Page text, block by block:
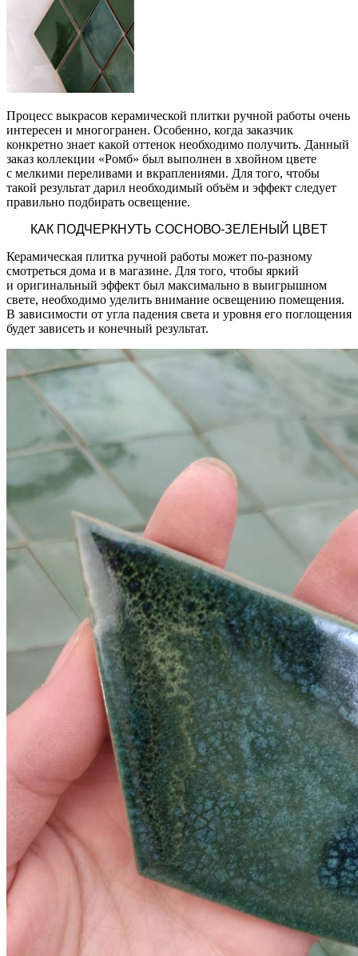
Процесс выкрасов керамической плитки ручной работы очень
интересен и многогранен. Особенно, когда заказчик
конкретно знает какой оттенок необходимо получить. Данный
заказ коллекции «Ромб» был выполнен в хвойном цвете
с мелкими переливами и вкраплениями. Для того, чтобы
такой результат дарил необходимый объём и эффект следует
правильно подбирать освещение.
КАК ПОДЧЕРКНУТЬ СОСНОВО-ЗЕЛЕНЫЙ ЦВЕТ
Керамическая плитка ручной работы может по-разному
смотреться дома и в магазине. Для того, чтобы яркий
и оригинальный эффект был максимально в выигрышном
свете, необходимо уделить внимание освещению помещения.
В зависимости от угла падения света и уровня его поглощения
будет зависеть и конечный результат.